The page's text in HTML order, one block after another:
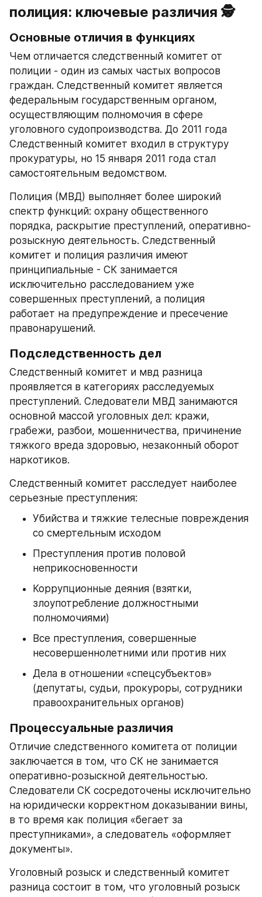
полиция: ключевые различия 🕵️
Основные отличия в функциях
Чем отличается следственный комитет от
полиции - один из самых частых вопросов
граждан. Следственный комитет является
федеральным государственным органом,
осуществляющим полномочия в сфере
уголовного судопроизводства. До 2011 года
Следственный комитет входил в структуру
прокуратуры, но 15 января 2011 года стал
самостоятельным ведомством.
Полиция (МВД) выполняет более широкий
спектр функций: охрану общественного
порядка, раскрытие преступлений, оперативно-
розыскную деятельность. Следственный
комитет и полиция различия имеют
принципиальные - СК занимается
исключительно расследованием уже
совершенных преступлений, а полиция
работает на предупреждение и пресечение
правонарушений.
Подследственность дел
Следственный комитет и мвд разница
проявляется в категориях расследуемых
преступлений. Следователи МВД занимаются
основной массой уголовных дел: кражи,
грабежи, разбои, мошенничества, причинение
тяжкого вреда здоровью, незаконный оборот
наркотиков.
Следственный комитет расследует наиболее
серьезные преступления:
Убийства и тяжкие телесные повреждения
со смертельным исходом
Преступления против половой
неприкосновенности
Коррупционные деяния (взятки,
злоупотребление должностными
полномочиями)
Все преступления, совершенные
несовершеннолетними или против них
Дела в отношении «спецсубъектов»
(депутаты, судьи, прокуроры, сотрудники
правоохранительных органов)
Процессуальные различия
Отличие следственного комитета от полиции
заключается в том, что СК не занимается
оперативно-розыскной деятельностью.
Следователи СК сосредоточены исключительно
на юридически корректном доказывании вины,
в то время как полиция «бегает за
преступниками», а следователь «оформляет
документы».
Уголовный розыск и следственный комитет
разница состоит в том, что уголовный розыск